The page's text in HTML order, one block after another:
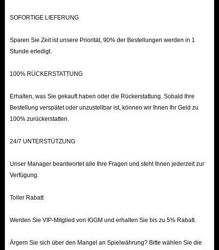
SOFORTIGE LIEFERUNG
Sparen Sie Zeit ist unsere Priorität, 90% der Bestellungen werden in 1
Stunde erledigt.
100% RÜCKERSTATTUNG
Erhalten, was Sie gekauft haben oder die Rückerstattung. Sobald Ihre
Bestellung verspätet oder unzustellbar ist, können wir Ihnen Ihr Geld zu
100% zurückerstatten.
24/7 UNTERSTÜTZUNG
Unser Manager beantwortet alle Ihre Fragen und steht Ihnen jederzeit zur
Verfügung.
Toller Rabatt
Werden Sie VIP-Mitglied von IGGM und erhalten Sie bis zu 5% Rabatt.
Ärgern Sie sich über den Mangel an Spielwährung? Bitte wählen Sie die